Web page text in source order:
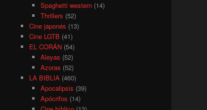
Spaghetti western(14)
Thrillers (52)
Cine japonés (13)
Cine LGTB (41)
EL CORÁN (54)
Aleyas (52)
Azoras (52)
LA BIBLIA (460)
Apocalipsis (39)
Apócrifos (14)